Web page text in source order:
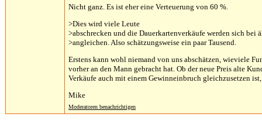
Nicht ganz. Es ist eher eine Verteuerung von 60 %.
>Dies wird viele Leute
>abschrecken und die Dauerkartenverkäufe werden sich bei
>angleichen. Also schätzungsweise ein paar Tausend.
Erstens kann wohl niemand von uns abschätzen, wieviele
vorher an den Mann gebracht hat. Ob der neue Preis alte
Verkäufe auch mit einem Gewinneinbruch gleichzusetzen
Mike
Moderatoren benachrichtigen